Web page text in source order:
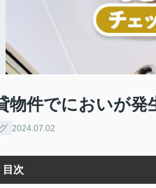
物件でにおいが発
2024.07.02
目次